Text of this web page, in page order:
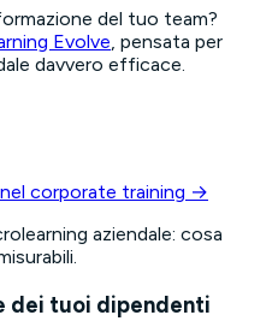
del tuo team?
Evolve, pensata per
davvero efficace.
corporate training →
aziendale: cosa
dei tuoi dipendenti